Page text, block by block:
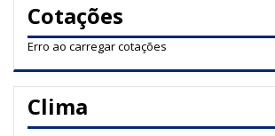
Cotações
Erro ao carregar cotações
Clima